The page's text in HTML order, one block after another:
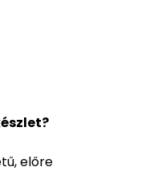
előre